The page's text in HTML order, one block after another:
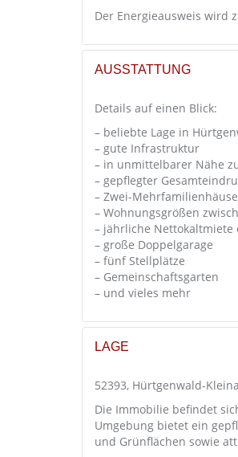
Der Energieausweis wird
AUSSTATTUNG
Details auf einen Blick:
– beliebte Lage in
– gute Infrastruktur
– in unmittelbarer Nähe
– gepflegter
– Zwei-
– Wohnungsgrößen
– jährliche Nettokaltmiete
– große Doppelgarage
– fünf Stellplätze
– Gemeinschaftsgarten
– und vieles mehr
LAGE
52393, Hürtgenwald-
Die Immobilie befindet
Umgebung bietet ein
und Grünflächen sowie